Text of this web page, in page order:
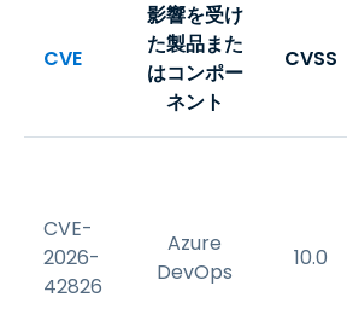
CVE
影響を受け
た製品また
はコンポー
ネント
CVSS
CVE-
2026-
42826
Azure
DevOps
10.0